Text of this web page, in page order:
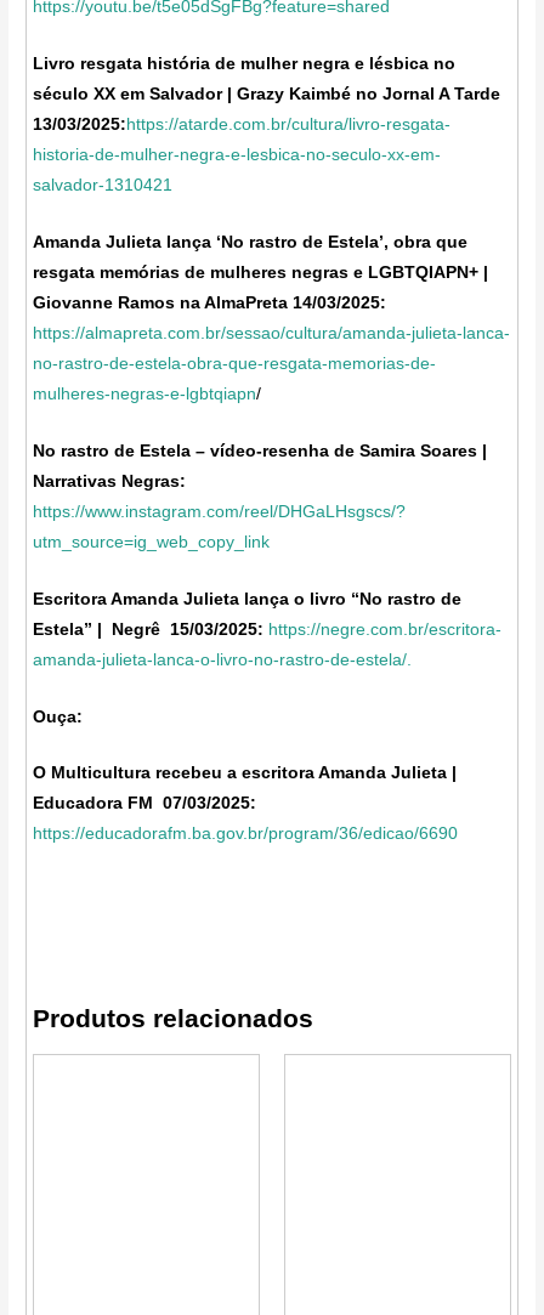
https://youtu.be/t5e05dSgFBg?feature=shared
Livro resgata história de mulher negra e lésbica no
século XX em Salvador | Grazy Kaimbé no Jornal A Tarde
13/03/2025: https://atarde.com.br/cultura/livro-resgata-
historia-de-mulher-negra-e-lesbica-no-seculo-xx-em-
salvador-1310421
Amanda Julieta lança ‘No rastro de Estela’, obra que
resgata memórias de mulheres negras e LGBTQIAPN+ |
Giovanne Ramos na AlmaPreta 14/03/2025:
https://almapreta.com.br/sessao/cultura/amanda-julieta-lanca-
no-rastro-de-estela-obra-que-resgata-memorias-de-
mulheres-negras-e-lgbtqiapn/
No rastro de Estela – vídeo-resenha de Samira Soares |
Narrativas Negras:
https://www.instagram.com/reel/DHGaLHsgscs/?
utm_source=ig_web_copy_link
Escritora Amanda Julieta lança o livro “No rastro de
Estela” | Negrê 15/03/2025: https://negre.com.br/escritora-
amanda-julieta-lanca-o-livro-no-rastro-de-estela/.
Ouça:
O Multicultura recebeu a escritora Amanda Julieta |
Educadora FM 07/03/2025:
https://educadorafm.ba.gov.br/program/36/edicao/6690
Produtos relacionados